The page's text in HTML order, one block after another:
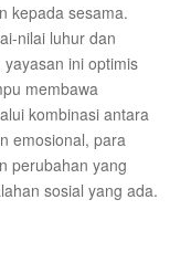
kepada sesama.
nilai luhur dan
ini optimis
membawa
kombinasi antara
emosional, para
perubahan yang
sosial yang ada.